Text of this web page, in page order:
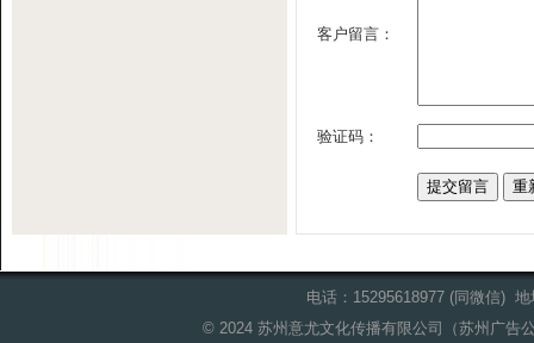
客户留言：
验证码：
电话：15295618977 (同微信)
© 2024 苏州意尤文化传播有限公司（苏州广